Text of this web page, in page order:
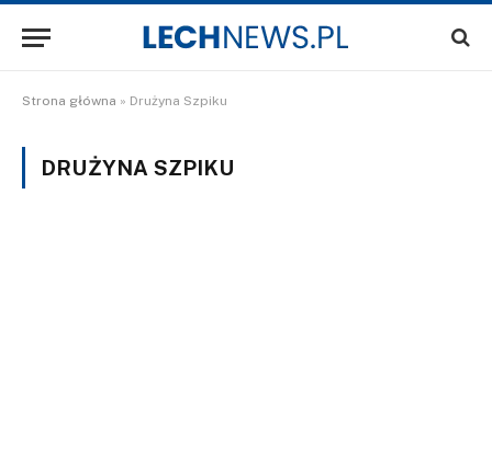
Strona główna » Drużyna Szpiku
DRUŻYNA SZPIKU